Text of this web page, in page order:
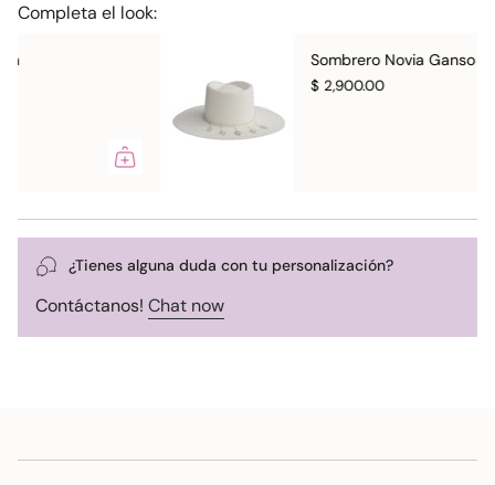
Completa el look:
Sombrero Novia Ganso
$ 2,900.00
¿Tienes alguna duda con tu personalización?
Contáctanos! Chat now